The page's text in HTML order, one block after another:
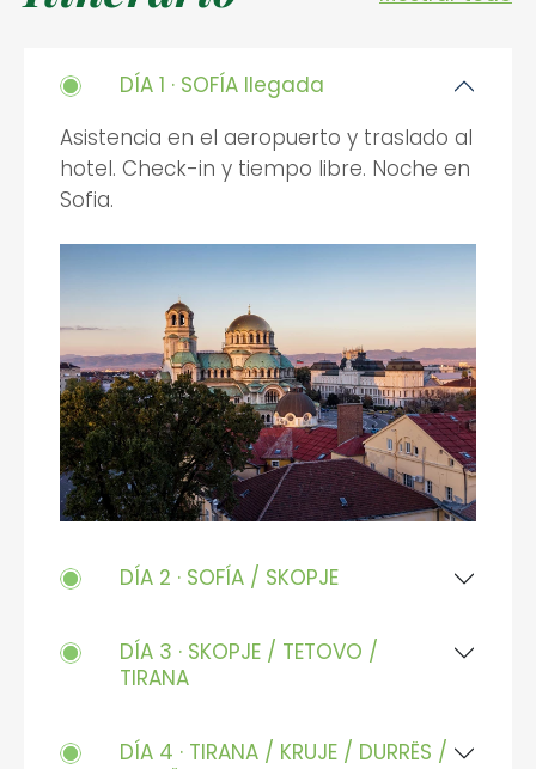
DÍA 1 · SOFÍA llegada
Asistencia en el aeropuerto y traslado al
hotel. Check-in y tiempo libre. Noche en
Sofia.
DÍA 2 · SOFÍA / SKOPJE
DÍA 3 · SKOPJE / TETOVO /
TIRANA
DÍA 4 · TIRANA / KRUJE / DURRËS /